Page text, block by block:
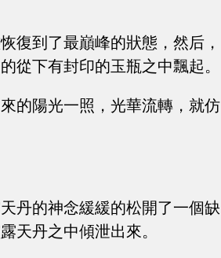
復到了最巔峰的狀態，然后，
從下有封印的玉瓶之中飄起。
的陽光一照，光華流轉，就仿
丹的神念緩緩的松開了一個缺
天丹之中傾泄出來。